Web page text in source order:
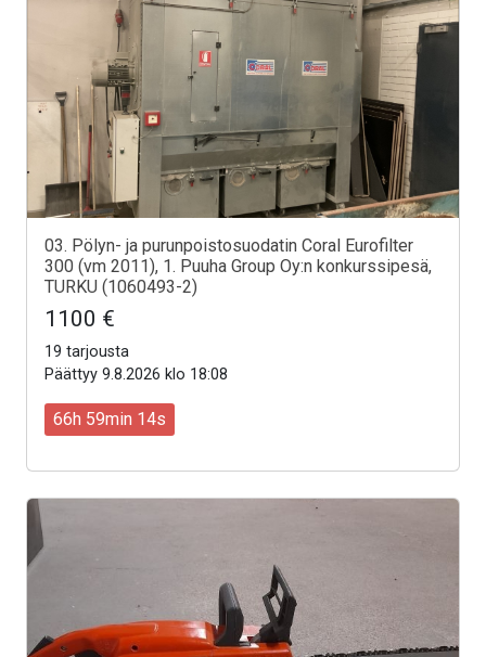
03. Pölyn- ja purunpoistosuodatin Coral Eurofilter
300 (vm 2011), 1. Puuha Group Oy:n konkurssipesä,
TURKU (1060493-2)
1100 €
19 tarjousta
Päättyy 9.8.2026 klo 18:08
66h 59min 12s